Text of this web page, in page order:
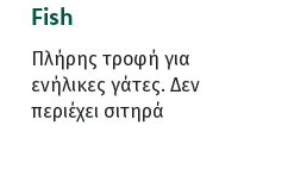
Fish
Πλήρης τροφή για
ενήλικες γάτες. Δεν
περιέχει σιτηρά